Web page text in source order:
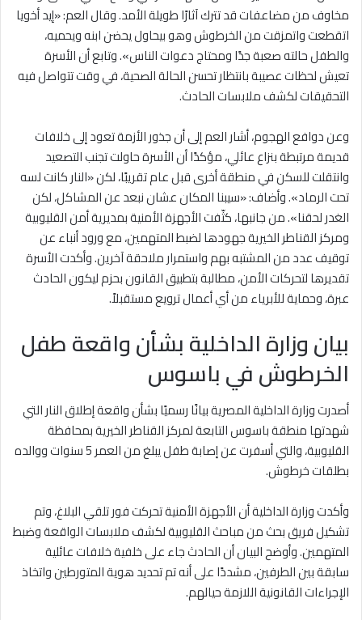
مخاوف من مضاعفات قد تترك آثارًا طويلة الأمد. وقال العم: «إيد أخويا
اتقطعت واتمزقت من الخرطوش وهو بيحاول يحضن ابنه ويحميه،
والطفل حالته صعبة جدًا ومحتاج دعوات الناس». وتابع أن الأسرة
تعيش لحظات عصيبة بانتظار تحسن الحالة الصحية، في وقت تتواصل فيه
التحقيقات لكشف ملابسات الحادث.
وعن دوافع الهجوم، أشار العم إلى أن جذور الأزمة تعود إلى خلافات
قديمة مرتبطة بنزاع عائلي، مؤكدًا أن الأسرة حاولت تجنب التصعيد
وانتقلت للسكن في منطقة أخرى قبل عام تقريبًا، لكن «النار كانت لسه
تحت الرماد». وأضاف: «سيبنا المكان عشان نبعد عن المشاكل، لكن
الغدر لحقنا». من جانبها، كثّفت الأجهزة الأمنية بمديرية أمن القليوبية
ومركز القناطر الخيرية جهودها لضبط المتهمين، مع ورود أنباء عن
توقيف عدد من المشتبه بهم واستمرار ملاحقة آخرين. وأكدت الأسرة
تقديرها لتحركات الأمن، مطالبة بتطبيق القانون بحزم ليكون الحادث
عبرة، وحماية للأبرياء من أي أعمال ترويع مستقبلاً.
بيان وزارة الداخلية بشأن واقعة طفل
الخرطوش في باسوس
أصدرتوزارة الداخلية المصريةبيانًا رسميًا بشأن واقعة إطلاق النار التي
شهدتها منطقة باسوس التابعة لمركز القناطر الخيرية بمحافظة
القليوبية، والتي أسفرت عن إصابة طفل يبلغ من العمر 5 سنوات ووالده
بطلقات خرطوش.
وأكدت وزارة الداخلية أن الأجهزة الأمنية تحركت فور تلقي البلاغ، وتم
تشكيل فريق بحث من مباحث القليوبية لكشف ملابسات الواقعة وضبط
المتهمين. وأوضح البيان أن الحادث جاء على خلفية خلافات عائلية
سابقة بين الطرفين، مشددًا على أنه تم تحديد هوية المتورطين واتخاذ
الإجراءات القانونية اللازمة حيالهم.